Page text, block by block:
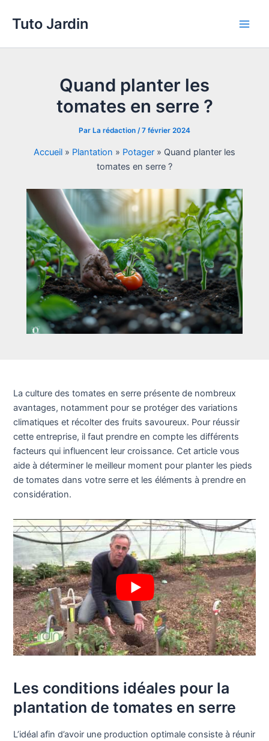
Tuto Jardin
Quand planter les
tomates en serre ?
Par La rédaction /7 février 2024
Accueil » Plantation » Potager » Quand planter les
tomates en serre ?
La culture des tomates en serre présente de nombreux
avantages, notamment pour se protéger des variations
climatiques et récolter des fruits savoureux. Pour réussir
cette entreprise, il faut prendre en compte les différents
facteurs qui influencent leur croissance. Cet article vous
aide à déterminer le meilleur moment pour planter les pieds
de tomates dans votre serre et les éléments à prendre en
considération.
Les conditions idéales pour la
plantation de tomates en serre
L’idéal afin d’avoir une production optimale consiste à réunir